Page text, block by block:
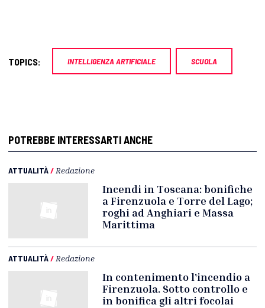
TOPICS: INTELLIGENZA ARTIFICIALE SCUOLA
POTREBBE INTERESSARTI ANCHE
ATTUALITÀ/ Redazione
Incendi in Toscana: bonifiche
a Firenzuola e Torre del Lago;
roghi ad Anghiari e Massa
Marittima
ATTUALITÀ/ Redazione
In contenimento l'incendio a
Firenzuola. Sotto controllo e
in bonifica gli altri focolai